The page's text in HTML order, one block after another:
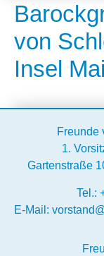
von
Insel
Freunde
1.
Gartenstraße
Tel.:
E-Mail: